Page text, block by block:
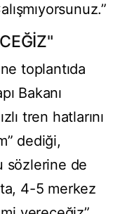
toplantıda
Bakanı
tren hatlarını
dediği,
sözlerine de
4-5 merkez